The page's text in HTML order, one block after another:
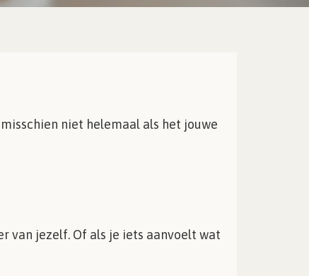
niet helemaal als het jouwe
van jezelf. Of als je iets aanvoelt wat